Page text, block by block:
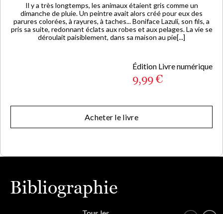
Il y a très longtemps, les animaux étaient gris comme un
dimanche de pluie. Un peintre avait alors créé pour eux des
parures colorées, à rayures, à taches... Boniface Lazuli, son fils, a
pris sa suite, redonnant éclats aux robes et aux pelages. La vie se
déroulait paisiblement, dans sa maison au pie[...]
Édition Livre numérique
9,99 €
Acheter le livre
Bibliographie